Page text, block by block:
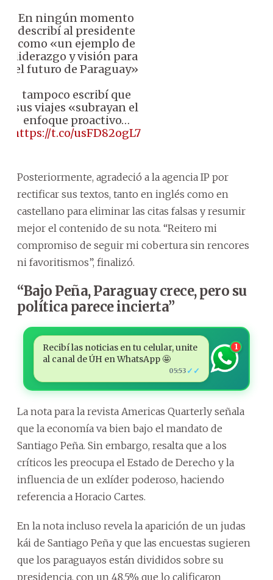
En ningún momento
describí al presidente
como «un ejemplo de
liderazgo y visión para
el futuro de Paraguay»
tampoco escribí que
sus viajes «subrayan el
enfoque proactivo…
https://t.co/usFD82ogL7
Posteriormente, agradeció a la agencia IP por
rectificar sus textos, tanto en inglés como en
castellano para eliminar las citas falsas y resumir
mejor el contenido de su nota. “Reitero mi
compromiso de seguir mi cobertura sin rencores
ni favoritismos”, finalizó.
“Bajo Peña, Paraguay crece, pero su
política parece incierta”
Recibí las noticias en tu celular, unite
al canal de ÚH en WhatsApp 🤩
05:53 ✓✓
1
La nota para la revista Americas Quarterly señala
que la economía va bien bajo el mandato de
Santiago Peña. Sin embargo, resalta que a los
críticos les preocupa el Estado de Derecho y la
influencia de un exlíder poderoso, haciendo
referencia a Horacio Cartes.
En la nota incluso revela la aparición de un judas
kái de Santiago Peña y que las encuestas sugieren
que los paraguayos están divididos sobre su
presidencia, con un 48,5% que lo calificaron